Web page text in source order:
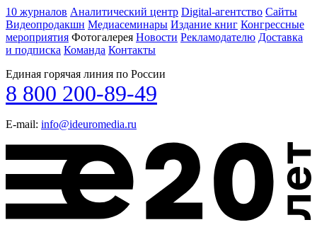
10 журналов Аналитический центр Digital-агентство Сайты
Видеопродакшн Медиасеминары Издание книг Конгрессные
мероприятия Фотогалерея Новости Рекламодателю Доставка
и подписка Команда Контакты
Единая горячая линия по России
8 800 200-89-49
E-mail: info@ideuromedia.ru